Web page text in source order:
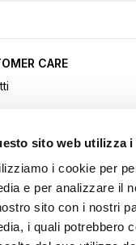
sito web utilizza i
i cookie per
e per analizzare il
sito con i nostri
i quali potrebbero
CARE
recessi
Sicurezza: attenzione